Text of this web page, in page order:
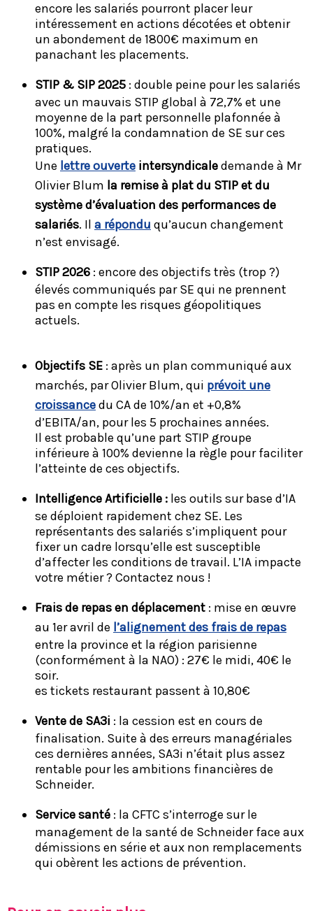
encore les salariés pourront placer leur
intéressement en actions décotées et obtenir
un abondement de 1800€ maximum en
panachant les placements.
STIP & SIP 2025 : double peine pour les salariés
avec un mauvais STIP global à 72,7% et une
moyenne de la part personnelle plafonnée à
100%, malgré la condamnation de SE sur ces
pratiques.
Une lettre ouverte intersyndicaledemande à Mr
Olivier Blum la remise à plat du STIP et du
système d’évaluation des performances de
salariés. Il a répondu qu’aucun changement
n’est envisagé.
STIP 2026 : encore des objectifs très (trop ?)
élevés communiqués par SE qui ne prennent
pas en compte les risques géopolitiques
actuels.
Objectifs SE : après un plan communiqué aux
marchés, par Olivier Blum, qui prévoit une
croissancedu CA de 10%/an et +0,8%
d’EBITA/an, pour les 5 prochaines années.
Il est probable qu’une part STIP groupe
inférieure à 100% devienne la règle pour faciliter
l’atteinte de ces objectifs.
Intelligence Artificielle : les outils sur base d’IA
se déploient rapidement chez SE. Les
représentants des salariés s’impliquent pour
fixer un cadre lorsqu’elle est susceptible
d’affecter les conditions de travail. L’IA impacte
votre métier ? Contactez nous !
Frais de repas en déplacement : mise en œuvre
au 1er avril de l’alignement des frais de repas
entre la province et la région parisienne
(conformément à la NAO) : 27€ le midi, 40€ le
soir.
es tickets restaurant passent à 10,80€
Vente de SA3i : la cession est en cours de
finalisation. Suite à des erreurs managériales
ces dernières années, SA3i n’était plus assez
rentable pour les ambitions financières de
Schneider.
Service santé : la CFTC s’interroge sur le
management de la santé de Schneider face aux
démissions en série et aux non remplacements
qui obèrent les actions de prévention.